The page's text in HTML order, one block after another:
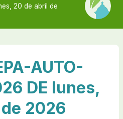
20 de abril de
AUTO-
DE lunes,
2026